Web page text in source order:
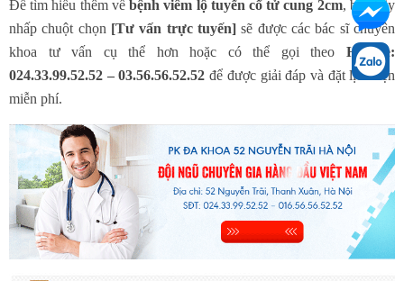
Để tìm hiểu thêm vềbệnh viêm lộ tuyến cổ tử cung 2cm, bạn hãy
nhấp chuột chọn [Tư vấn trực tuyến] sẽ được các bác sĩ chuyên
khoa tư vấn cụ thể hơn hoặc có thể gọi theo Hotline:
024.33.99.52.52 – 03.56.56.52.52 để được giải đáp và đặt lịch hẹn
miễn phí.